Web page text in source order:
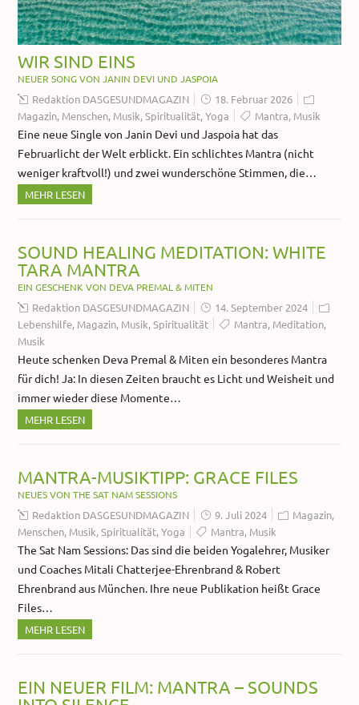
WIR SIND EINS
NEUER SONG VON JANIN DEVI UND JASPOIA
Redaktion DASGESUNDMAGAZIN
18. Februar 2026
Magazin, Menschen, Musik,Spiritualität,Yoga Mantra, Musik
Eine neue Single von Janin Devi und Jaspoia hat das
Februarlicht der Welt erblickt. Ein schlichtes Mantra (nicht
weniger kraftvoll!) und zwei wunderschöne Stimmen, die…
MEHR LESEN
SOUND HEALING MEDITATION: WHITE
TARA MANTRA
EIN GESCHENK VON DEVA PREMAL & MITEN
Redaktion DASGESUNDMAGAZIN
14. September 2024
Lebenshilfe, Magazin, Musik,Spiritualität Mantra, Meditation,
Musik
Heute schenken Deva Premal & Miten ein besonderes Mantra
für dich! Ja: In diesen Zeiten braucht es Licht und Weisheit und
immer wieder diese Momente…
MEHR LESEN
MANTRA-MUSIKTIPP: GRACE FILES
NEUES VON THE SAT NAM SESSIONS
Redaktion DASGESUNDMAGAZIN 9. Juli 2024 Magazin,
Menschen, Musik,Spiritualität,Yoga Mantra, Musik
The Sat Nam Sessions: Das sind die beiden Yogalehrer, Musiker
und Coaches Mitali Chatterjee-Ehrenbrand & Robert
Ehrenbrand aus München. Ihre neue Publikation heißt Grace
Files…
MEHR LESEN
EIN NEUER FILM: MANTRA – SOUNDS